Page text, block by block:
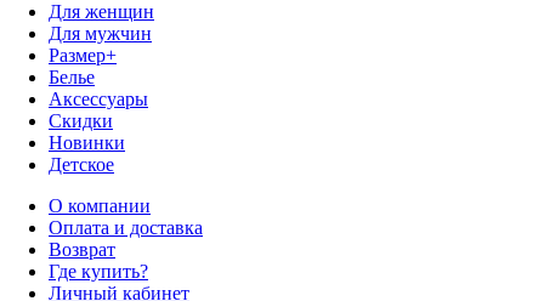
Для женщин
Для мужчин
Размер+
Белье
Аксессуары
Скидки
Новинки
Детское
О компании
Оплата и доставка
Возврат
Где купить?
Личный кабинет